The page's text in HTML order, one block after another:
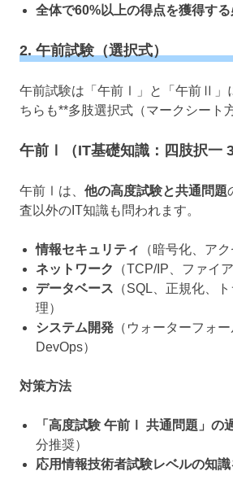
全体で60%以上の得点を獲得す
2. 午前試験（選択式）
午前試験は「午前Ⅰ」と「午前Ⅱ」
ちらも**多肢選択式（マークシート
午前Ⅰ（IT基礎知識：四肢択一
午前Ⅰは、 他の高度試験と共通問題
査以外のIT知識も問われます。
情報セキュリティ
（暗号化、ア
ネットワーク
（TCP/IP、ファイ
データベース （SQL、正規化、
理）
システム開発 （ウォーターフォ
DevOps）
対策方法
「高度試験 午前Ⅰ 共通問題」の
分推奨）
応用情報技術者試験レベルの知